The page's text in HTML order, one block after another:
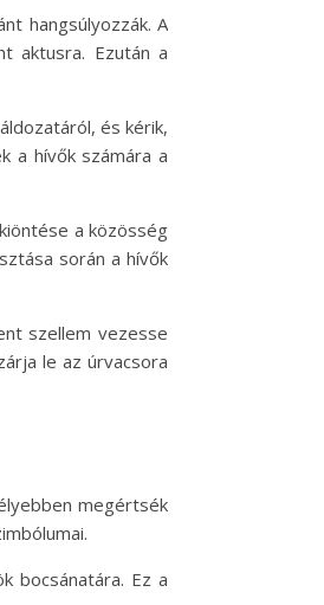
hangsúlyozzák. A
aktusra. Ezután a
és kérik,
a hívők számára a
a közösség
során a hívők
szellem vezesse
le az úrvacsora
megértsék
bocsánatára. Ez a